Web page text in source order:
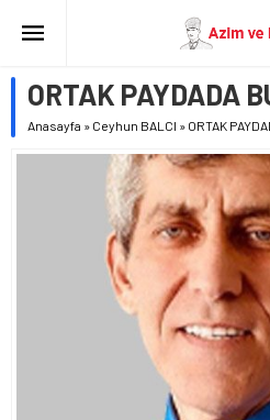
ORTAK PAYDADA
Anasayfa » Ceyhun BALCI » ORTAK